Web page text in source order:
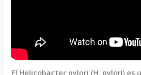
El Helicobacter pylori (H. pylori) es